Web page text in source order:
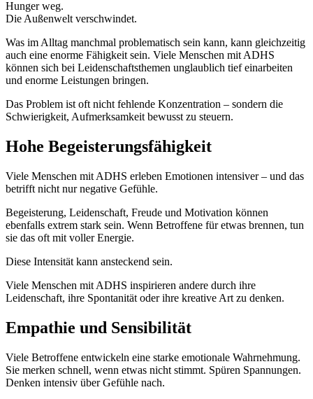
Hunger weg.
Die Außenwelt verschwindet.
Was im Alltag manchmal problematisch sein kann, kann gleichzeitig
auch eine enorme Fähigkeit sein. Viele Menschen mit ADHS
können sich bei Leidenschaftsthemen unglaublich tief einarbeiten
und enorme Leistungen bringen.
Das Problem ist oft nicht fehlende Konzentration – sondern die
Schwierigkeit, Aufmerksamkeit bewusst zu steuern.
Hohe Begeisterungsfähigkeit
Viele Menschen mit ADHS erleben Emotionen intensiver – und das
betrifft nicht nur negative Gefühle.
Begeisterung, Leidenschaft, Freude und Motivation können
ebenfalls extrem stark sein. Wenn Betroffene für etwas brennen, tun
sie das oft mit voller Energie.
Diese Intensität kann ansteckend sein.
Viele Menschen mit ADHS inspirieren andere durch ihre
Leidenschaft, ihre Spontanität oder ihre kreative Art zu denken.
Empathie und Sensibilität
Viele Betroffene entwickeln eine starke emotionale Wahrnehmung.
Sie merken schnell, wenn etwas nicht stimmt. Spüren Spannungen.
Denken intensiv über Gefühle nach.